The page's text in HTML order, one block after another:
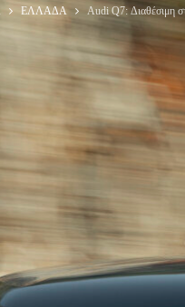
ΕΛΛΑΔΑ Audi Q7: Διαθέσιμη